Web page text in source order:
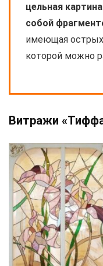
цельная
собой
имеющая острых
которой можно
Витражи